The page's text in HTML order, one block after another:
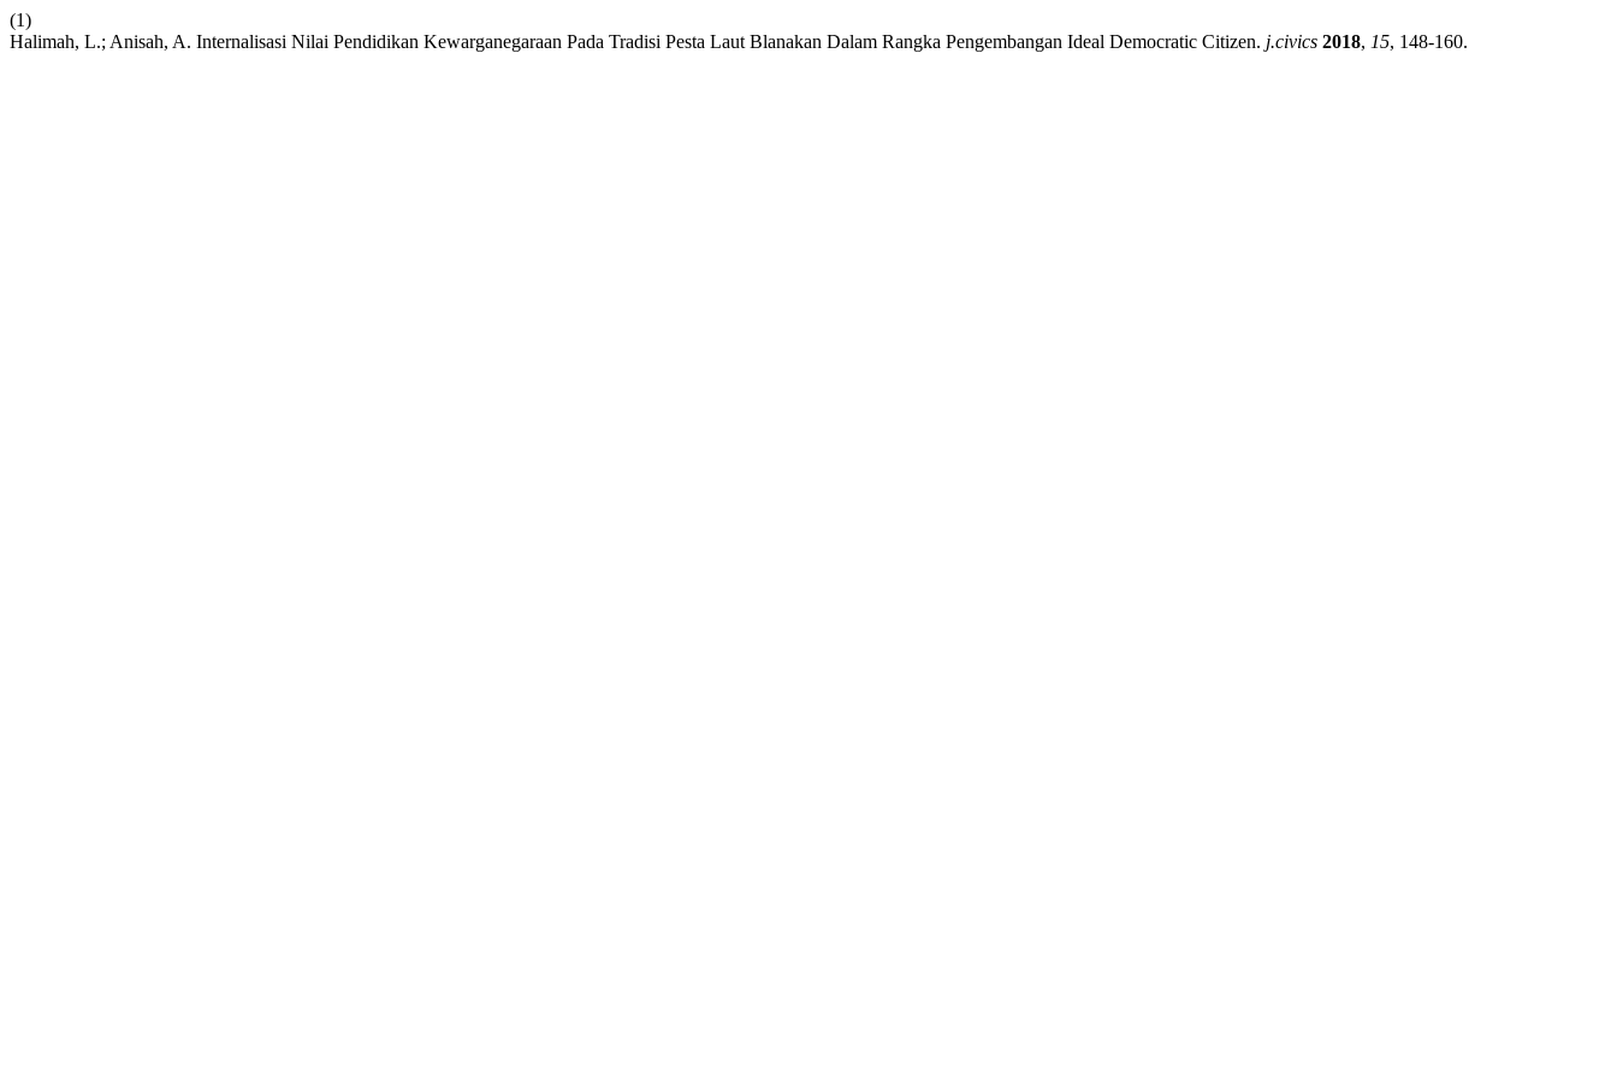
(1)
Halimah, L.; Anisah, A. Internalisasi Nilai Pendidikan Kewarganegaraan Pada Tradisi Pesta Laut Blanakan Dalam Rangka Pengembangan Ideal Democratic Citizen. j.civics 2018, 15, 148-160.